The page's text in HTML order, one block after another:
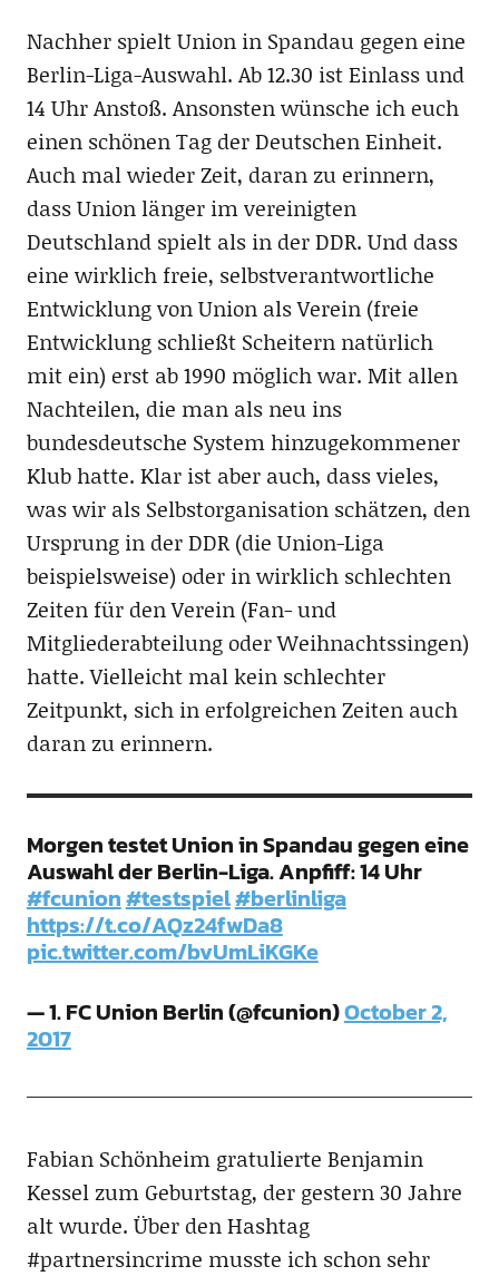
Nachher spielt Union in Spandau gegen eine
Berlin-Liga-Auswahl. Ab 12.30 ist Einlass und
14 Uhr Anstoß. Ansonsten wünsche ich euch
einen schönen Tag der Deutschen Einheit.
Auch mal wieder Zeit, daran zu erinnern,
dass Union länger im vereinigten
Deutschland spielt als in der DDR. Und dass
eine wirklich freie, selbstverantwortliche
Entwicklung von Union als Verein (freie
Entwicklung schließt Scheitern natürlich
mit ein) erst ab 1990 möglich war. Mit allen
Nachteilen, die man als neu ins
bundesdeutsche System hinzugekommener
Klub hatte. Klar ist aber auch, dass vieles,
was wir als Selbstorganisation schätzen, den
Ursprung in der DDR (die Union-Liga
beispielsweise) oder in wirklich schlechten
Zeiten für den Verein (Fan- und
Mitgliederabteilung oder Weihnachtssingen)
hatte. Vielleicht mal kein schlechter
Zeitpunkt, sich in erfolgreichen Zeiten auch
daran zu erinnern.
Morgen testet Union in Spandau gegen eine
Auswahl der Berlin-Liga. Anpfiff: 14 Uhr
#fcunion#testspiel#berlinliga
https://t.co/AQz24fwDa8
pic.twitter.com/bvUmLiKGKe
— 1. FC Union Berlin (@fcunion)October 2,
2017
Fabian Schönheim gratulierte Benjamin
Kessel zum Geburtstag, der gestern 30 Jahre
alt wurde. Über den Hashtag
#partnersincrime musste ich schon sehr